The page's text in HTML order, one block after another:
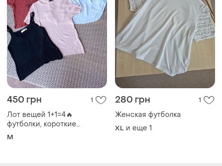
450 грн 1
Лот вещей 1+1=4🔥
футболки, короткие
футболки, вязаная майка,
M
280 грн 1
Женская футболка
XL и еще 1